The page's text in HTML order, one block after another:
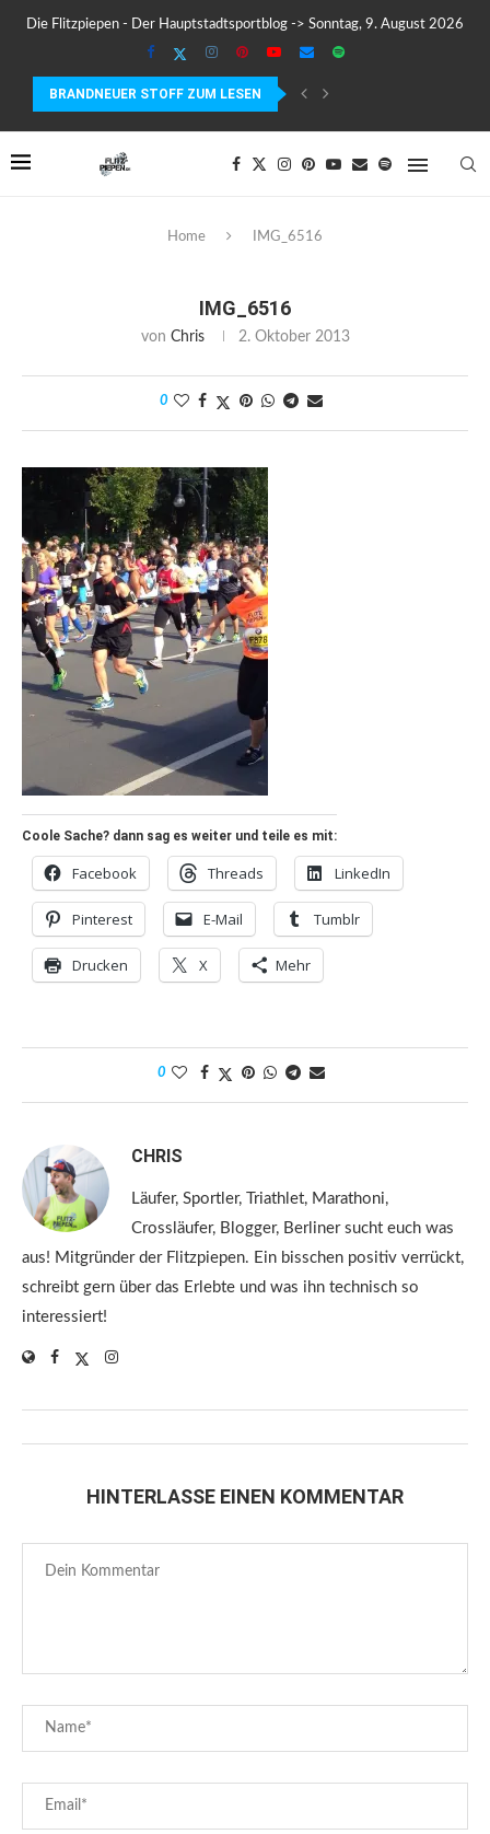
Die Flitzpiepen - Der Hauptstadtsportblog -> Sonntag, 9. August 2026
BRANDNEUER STOFF ZUM LESEN
COROS PACE 4 IM TEST – LEICHT, SCHNELL...
Home IMG_6516
IMG_6516
von Chris 2. Oktober 2013
0
Coole Sache? dann sag es weiter und teile es mit:
Facebook Threads LinkedIn
Pinterest E-Mail Tumblr
Drucken X Mehr
0
CHRIS
Läufer, Sportler, Triathlet, Marathoni,
Crossläufer, Blogger, Berliner sucht euch was
aus! Mitgründer der Flitzpiepen. Ein bisschen positiv verrückt,
schreibt gern über das Erlebte und was ihn technisch so
interessiert!
HINTERLASSE EINEN KOMMENTAR